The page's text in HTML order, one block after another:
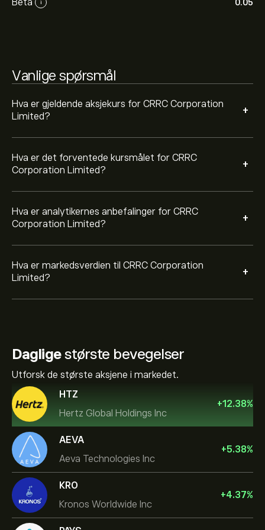
i 0.05
Vanlige spørsmål
Hva er gjeldende aksjekurs for CRRC Corporation
Limited?
+
Hva er det forventede kursmålet for CRRC
Corporation Limited?
+
Hva er analytikernes anbefalinger for CRRC
Corporation Limited?
+
fremtidige prisbevegelser.
Hva er markedsverdien til CRRC Corporation
Limited?
+
Dagligestørste bevegelser
Utforsk de største aksjene i markedet.
HTZ
Hertz Global Holdings Inc
+12.38%
AEVA
Aeva Technologies Inc
+5.38%
KRO
Kronos Worldwide Inc
+4.37%